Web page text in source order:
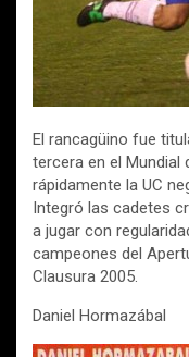
El rancagüino fue
tercera en el Mundial
rápidamente la UC
Integró las cadetes
a jugar con
campeones del
Clausura 2005.
Daniel Hormazábal